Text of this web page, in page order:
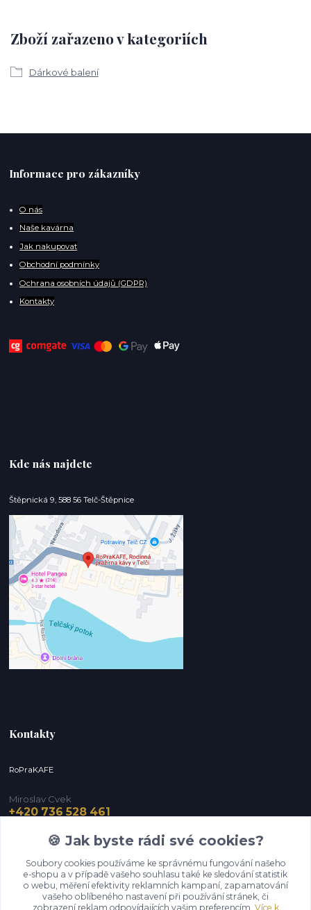
Zboží zařazeno v kategoriích
Dárkové balení
Informace pro zákazníky
O nás
Naše kavárna
Jak nakupovat
Obchodní podmínky
Ochrana osobních údajů (GDPR)
Kontakty
Kde nás najdete
Štěpnická 9, 588 56 Telč-Štěpnice
Kontakty
RoPraKAFE
Miroslav Cvek
+420 736 528 461
info@roprakafe.cz
🍪 Jak byste rádi své cookies?
Soubory cookies používáme ke správnému fungování našeho
e-shopu a v případě vašeho souhlasu také ke sledování statistik
o webu, měření efektivity reklamních kampaní, zapamatování
vašeho oblíbeného nastavení při používání stránek, či
zobrazení reklam odpovídajících vašim preferencím. Více k